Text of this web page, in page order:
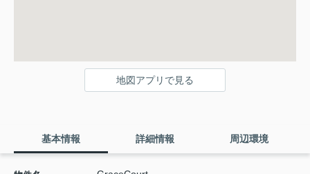
地図アプリで見る
基本情報 詳細情報 周辺環境